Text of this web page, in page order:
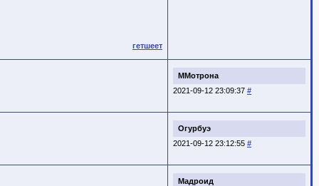
гетшеет
ММотрона
2021-09-12 23:09:37 #
Огурбуэ
2021-09-12 23:12:55 #
Мадроид